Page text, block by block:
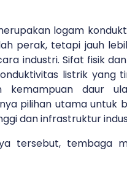
logam
perak, tetapi jauh
industri. Sifat fisik
listrik yang
kemampuan daur
pilihan utama untuk
dan infrastruktur
tersebut, tembaga